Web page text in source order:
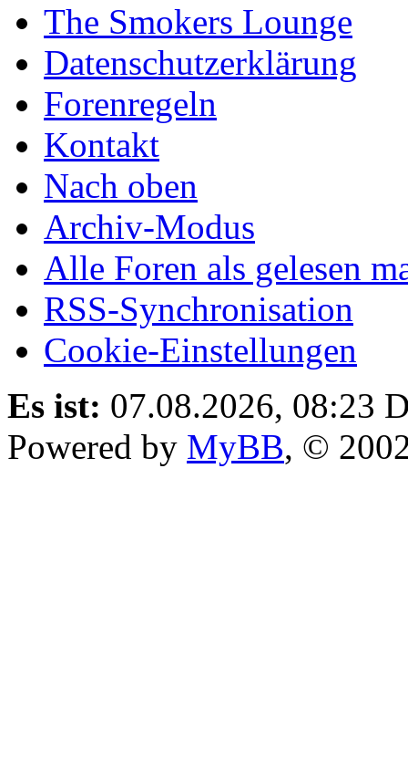
The Smokers Lounge
Datenschutzerklärung
Forenregeln
Kontakt
Nach oben
Archiv-Modus
Alle Foren als gelesen
RSS-Synchronisation
Cookie-Einstellungen
Es ist: 07.08.2026, 08:23
Powered by MyBB, ©